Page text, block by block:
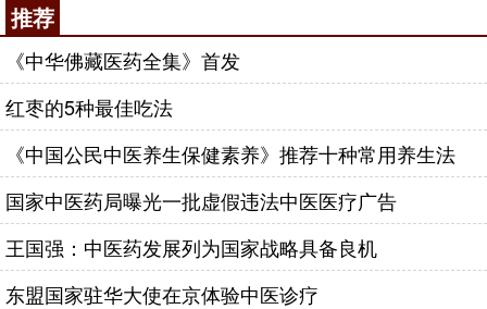
推荐
《中华佛藏医药全集》首发
红枣的5种最佳吃法
《中国公民中医养生保健素养》推荐十种常用养生法
国家中医药局曝光一批虚假违法中医医疗广告
王国强：中医药发展列为国家战略具备良机
东盟国家驻华大使在京体验中医诊疗